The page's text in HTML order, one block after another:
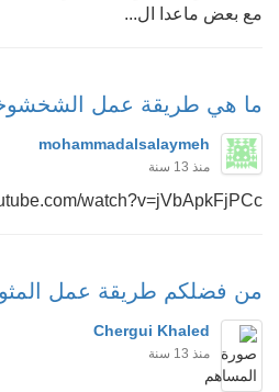
مع بعض ماعدا ال...
ما هي طريقة عمل
mohammadalsalaymeh
منذ 13 سنة
watch?v=jVbApkFjPCc
من فضلكم طريقة عمل
Chergui Khaled
منذ 13 سنة